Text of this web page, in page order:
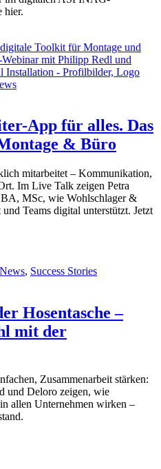
hier.
App für alles. Das
& Büro
mitarbeitet – Kommunikation,
Im Live Talk zeigen Petra
MSc, wie Wohlschlager &
Teams digital unterstützt. Jetzt
News, Success Stories
Hosentasche –
mit der
Zusammenarbeit stärken:
und Deloro zeigen, wie
allen Unternehmen wirken –